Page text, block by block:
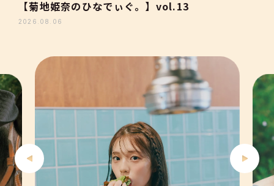
3
4
5
6
【菊地姫奈のひなでぃぐ。】vol.13
2026.08.06